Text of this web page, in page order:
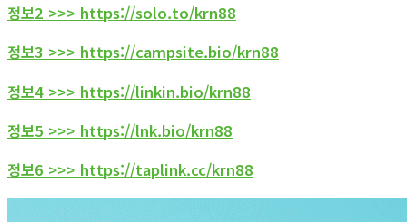
정보2 >>> https://solo.to/krn88
정보3 >>> https://campsite.bio/krn88
정보4 >>> https://linkin.bio/krn88
정보5 >>> https://lnk.bio/krn88
정보6 >>> https://taplink.cc/krn88